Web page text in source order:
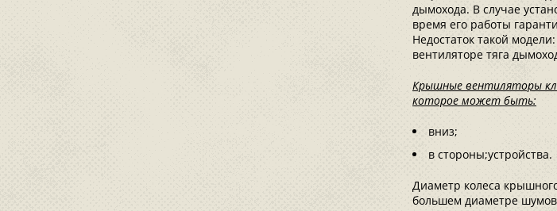
дымохода. В случае
время его работы
Недостаток такой
вентиляторе тяга
Крышные вентиляторы
которое может быть:
вниз;
в стороны;устройства.
Диаметр колеса
большем диаметре